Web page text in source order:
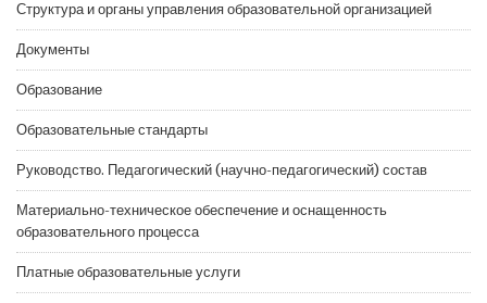
Структура и органы управления образовательной организацией
Документы
Образование
Образовательные стандарты
Руководство. Педагогический (научно-педагогический) состав
Материально-техническое обеспечение и оснащенность
образовательного процесса
Платные образовательные услуги